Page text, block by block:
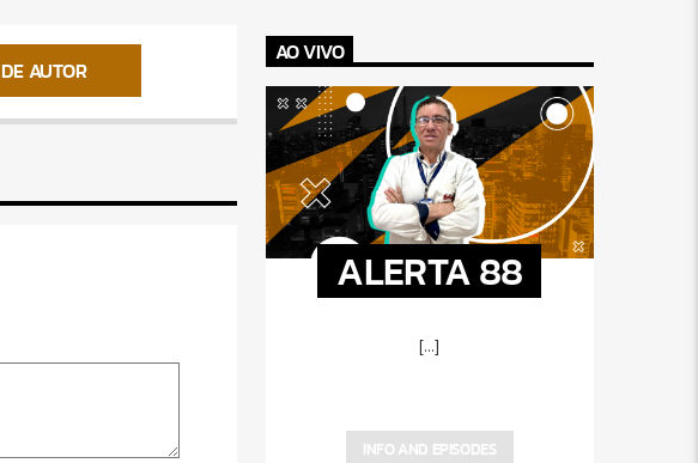
AUTOR
AO VIVO
ALERTA 88
[...]
INFO AND EPISODES